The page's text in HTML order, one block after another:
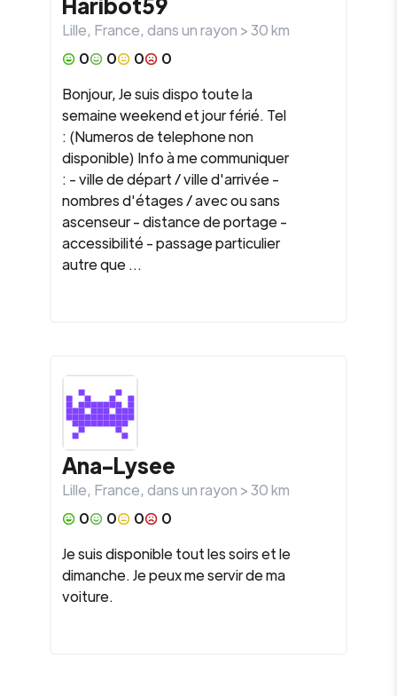
Lille, France, dans un rayon >30km
0
0 0
0
Bonjour, Je suis dispo toute la
semaine weekend et jour férié. Tel
: (Numeros de telephone non
disponible) Info à me communiquer
: - ville de départ / ville d'arrivée -
nombres d'étages / avec ou sans
ascenseur - distance de portage -
accessibilité - passage particulier
autre que ...
Ana-Lysee
Lille, France, dans un rayon >30km
0
0 0
0
Je suis disponible tout les soirs et le
dimanche. Je peux me servir de ma
voiture.